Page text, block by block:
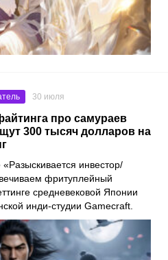
30 июля
про самураев
300 тысяч долларов на
инвестор/
фритуплейный
средневековой Японии
инди-студии Gamecraft.